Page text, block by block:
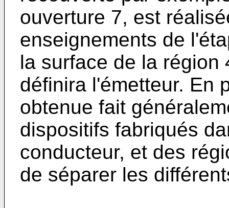
ouverture 7, est
enseignements de
la surface de la région
définira l'émetteur. En
obtenue fait
dispositifs fabriqués
conducteur, et des
de séparer les